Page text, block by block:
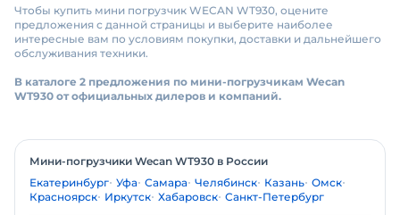
Чтобы купить мини погрузчик WECAN WT930, оцените
предложения с данной страницы и выберите наиболее
интересные вам по условиям покупки, доставки и дальнейшего
обслуживания техники.
В каталоге 2 предложения по мини-погрузчикам Wecan
WT930 от официальных дилеров и компаний.
Мини-погрузчики Wecan WT930 в России
Екатеринбург Уфа Самара Челябинск Казань Омск
Красноярск Иркутск Хабаровск Санкт-Петербург